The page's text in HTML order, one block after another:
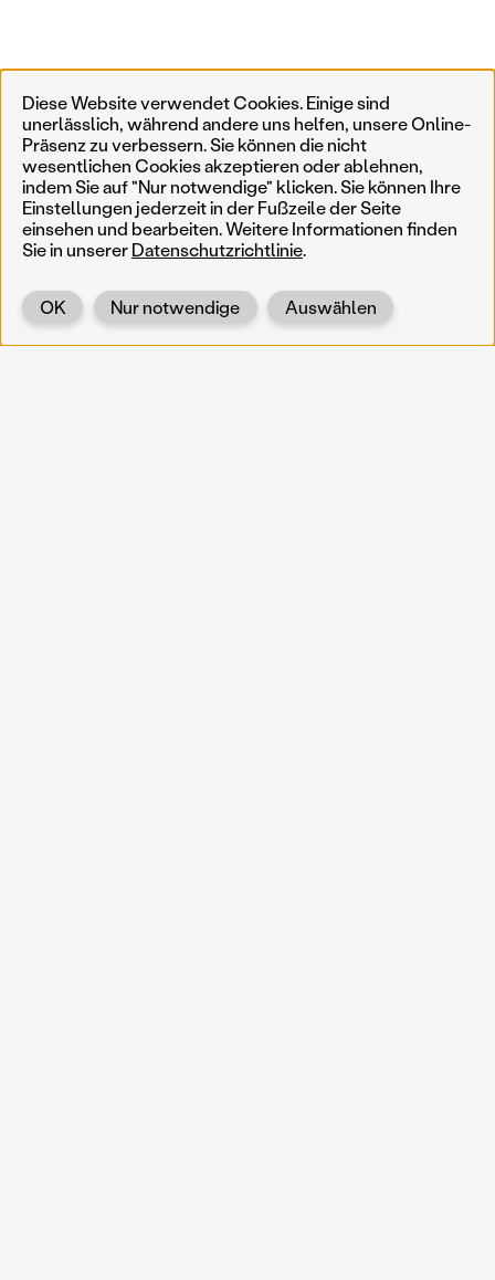
Zurück
Diese Website verwendet Cookies. Einige sind
unerlässlich, während andere uns helfen, unsere Online-
Präsenz zu verbessern. Sie können die nicht
wesentlichen Cookies akzeptieren oder ablehnen,
indem Sie auf "Nur notwendige" klicken. Sie können Ihre
Einstellungen jederzeit in der Fußzeile der Seite
einsehen und bearbeiten. Weitere Informationen finden
Sie in unsererDatenschutzrichtlinie.
Auswählen
Nur notwendige
OK